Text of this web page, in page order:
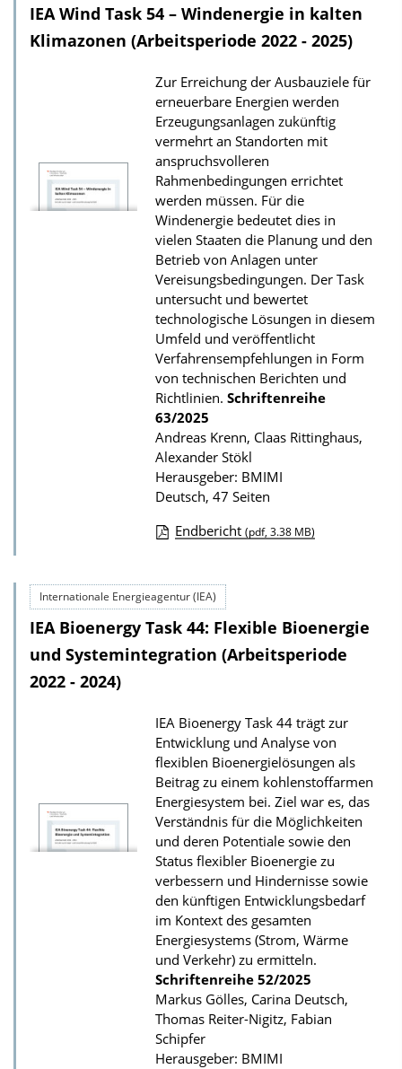
n
l
a
d
s
z
u
r
P
u
b
l
i
k
a
t
i
o
n
IEA Wind Task 54 – Windenergie in kalten
Klimazonen (Arbeitsperiode 2022 - 2025)
Zur Erreichung der Ausbauziele für
erneuerbare Energien werden
Erzeugungsanlagen zukünftig
vermehrt an Standorten mit
anspruchsvolleren
Rahmenbedingungen errichtet
werden müssen. Für die
Windenergie bedeutet dies in
vielen Staaten die Planung und den
Betrieb von Anlagen unter
Vereisungsbedingungen. Der Task
untersucht und bewertet
technologische Lösungen in diesem
Umfeld und veröffentlicht
Verfahrensempfehlungen in Form
von technischen Berichten und
Richtlinien. Schriftenreihe
63/2025
Andreas Krenn, Claas Rittinghaus,
Alexander Stökl
Herausgeber: BMIMI
Deutsch, 47 Seiten
w
n
l
d
s
z
u
r
P
u
b
l
i
k
a
t
i
Endbericht (pdf, 3.38 MB)
Internationale Energieagentur (IEA)
IEA Bioenergy Task 44: Flexible Bioenergie
und Systemintegration (Arbeitsperiode
2022 - 2024)
IEA Bioenergy Task 44 trägt zur
Entwicklung und Analyse von
flexiblen Bioenergielösungen als
Beitrag zu einem kohlenstoffarmen
Energiesystem bei. Ziel war es, das
Verständnis für die Möglichkeiten
und deren Potentiale sowie den
Status flexibler Bioenergie zu
verbessern und Hindernisse sowie
den künftigen Entwicklungsbedarf
im Kontext des gesamten
Energiesystems (Strom, Wärme
und Verkehr) zu ermitteln.
Schriftenreihe 52/2025
Markus Gölles, Carina Deutsch,
Thomas Reiter-Nigitz, Fabian
Schipfer
Herausgeber: BMIMI